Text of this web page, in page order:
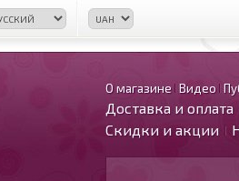
О магазине Видео
Доставка и оплата
Скидки и акции